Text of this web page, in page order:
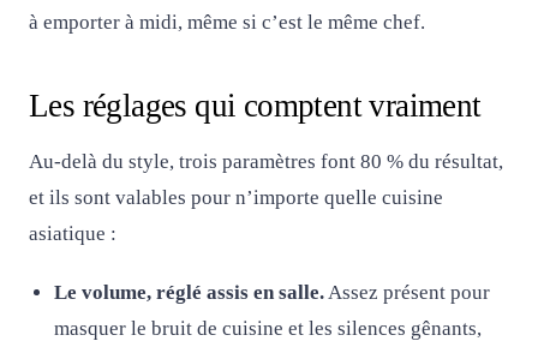
à emporter à midi, même si c’est le même chef.
Les réglages qui comptent vraiment
Au-delà du style, trois paramètres font 80 % du résultat,
et ils sont valables pour n’importe quelle cuisine
asiatique :
Le volume, réglé assis en salle.Assez présent pour
masquer le bruit de cuisine et les silences gênants,